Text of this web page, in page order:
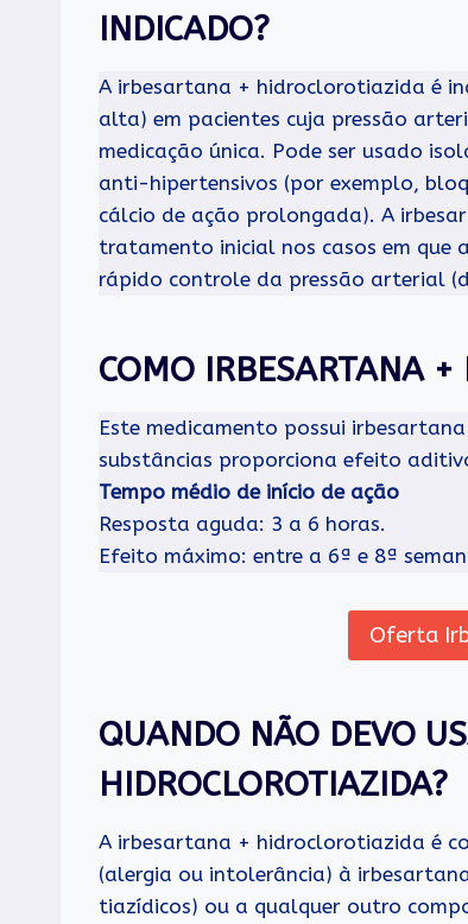
INDICADO?
A irbesartana + hidroclorotiazida é
alta) em pacientes cuja pressão
medicação única. Pode ser usado
anti-hipertensivos (por exemplo,
cálcio de ação prolongada). A
tratamento inicial nos casos em que
rápido controle da pressão arterial
COMO IRBESARTANA
Este medicamento possui
substâncias proporciona efeito
Tempo médio de início de ação
Resposta aguda: 3 a 6 horas.
Efeito máximo: entre a 6ª e 8ª
Oferta
QUANDO NÃO DEVO
HIDROCLOROTIAZIDA?
A irbesartana + hidroclorotiazida é
(alergia ou intolerância) à
tiazídicos) ou a qualquer outro